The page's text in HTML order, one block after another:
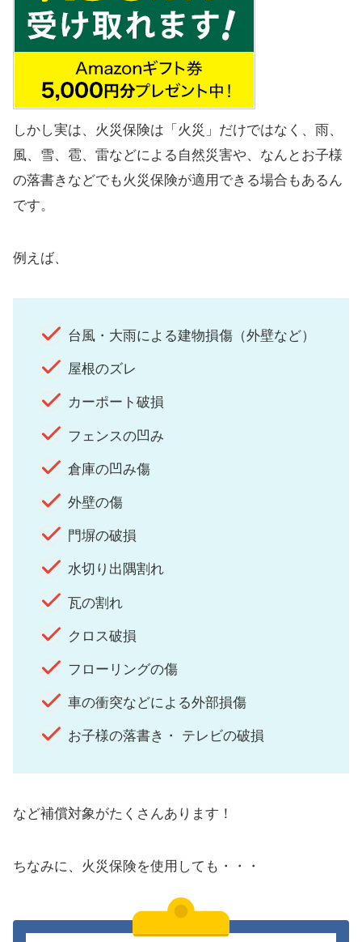
しかし実は、火災保険は「火災」だけではなく、雨、
風、雪、雹、雷などによる自然災害や、なんとお子様
の落書きなどでも火災保険が適用できる場合もあるん
です。
例えば、
台風・大雨による建物損傷（外壁など）
屋根のズレ
カーポート破損
フェンスの凹み
倉庫の凹み傷
外壁の傷
門塀の破損
水切り出隅割れ
瓦の割れ
クロス破損
フローリングの傷
車の衝突などによる外部損傷
お子様の落書き・ テレビの破損
など補償対象がたくさんあります！
ちなみに、火災保険を使用しても・・・